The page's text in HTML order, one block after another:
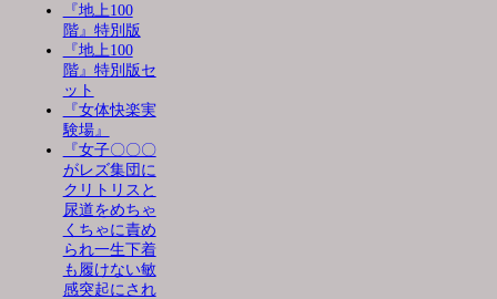
『地上100
階』特別版
『地上100
階』特別版セ
ット
『女体快楽実
験場』
『女子〇〇〇
がレズ集団に
クリトリスと
尿道をめちゃ
くちゃに責め
られ一生下着
も履けない敏
感突起にされ